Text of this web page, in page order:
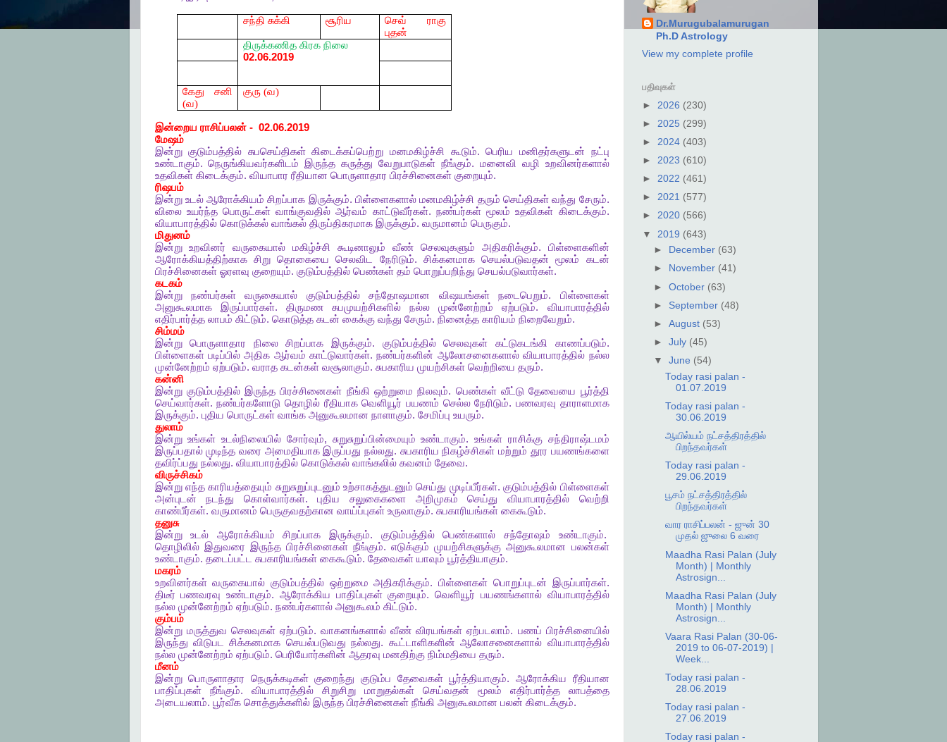
சந்தி சுக்கி சூரிய
செவ் ராகு
புதன்
திருக்கணித கிரக நிலை
02.06.2019
கேது சனி
(வ)
குரு (வ)
இன்றைய ராசிப்பலன்- 02.06.2019
மேஷம்
இன்று குடும்பத்தில் சுபசெய்திகள் கிடைக்கப்பெற்று மனமகிழ்ச்சி கூடும்.பெரிய மனிதர்களுடன்
நட்பு
உண்டாகும்.நெருங்கியவர்களிடம் இருந்த கருத்து வேறுபாடுகள் நீங்கும். மனைவி வழி
உறவினர்களால்
உதவிகள் கிடைக்கும். வியாபார ரீதியான பொருளாதார பிரச்சினைகள் குறையும்.
ரிஷபம்
இன்று உடல் ஆரோக்கியம் சிறப்பாக இருக்கும்.பிள்ளைகளால் மனமகிழ்ச்சி தரும் செய்திகள் வந்து சேரும்.
விலை உயர்ந்த பொருட்கள் வாங்குவதில் ஆர்வம் காட்டுவீர்கள். நண்பர்கள் மூலம் உதவிகள் கிடைக்கும்.
வியாபாரத்தில் கொடுக்கல் வாங்கல் திருப்திகரமாக இருக்கும். வருமானம் பெருகும்.
மிதுனம்
இன்று
உறவினர் வருகையால் மகிழ்ச்சி கூடினாலும் வீண் செலவுகளும் அதிகரிக்கும். பிள்ளைகளின்
ஆரோக்கியத்திற்காக சிறு தொகையை செலவிட நேரிடும். சிக்கனமாக செயல்படுவதன் மூலம்
கடன்
பிரச்சினைகள் ஓரளவு குறையும். குடும்பத்தில் பெண்கள் தம் பொறுப்பறிந்து செயல்படுவார்கள்.
கடகம்
இன்று
நண்பர்கள் வருகையால் குடும்பத்தில் சந்தோஷமான விஷயங்கள் நடைபெறும். பிள்ளைகள்
அனுகூலமாக
இருப்பார்கள். திருமண சுபமுயற்சிகளில் நல்ல முன்னேற்றம் ஏற்படும். வியாபாரத்தில்
எதிர்பார்த்த லாபம் கிட்டும். கொடுத்த கடன் கைக்கு வந்து சேரும். நினைத்த காரியம் நிறைவேறும்.
சிம்மம்
இன்று
பொருளாதார நிலை சிறப்பாக இருக்கும். குடும்பத்தில் செலவுகள் கட்டுகடங்கி காணப்படும்.
பிள்ளைகள் படிப்பில் அதிக ஆர்வம் காட்டுவார்கள்.நண்பர்களின் ஆலோசனைகளால் வியாபாரத்தில் நல்ல
முன்னேற்றம் ஏற்படும். வராத கடன்கள் வசூலாகும். சுபகாரிய முயற்சிகள் வெற்றியை தரும்.
கன்னி
இன்று குடும்பத்தில் இருந்த பிரச்சினைகள் நீங்கி ஒற்றுமை நிலவும். பெண்கள் வீட்டு தேவையை பூர்த்தி
செய்வார்கள்.நண்பர்களோடு தொழில் ரீதியாக வெளியூர் பயணம் செல்ல நேரிடும். பணவரவு தாராளமாக
இருக்கும். புதிய பொருட்கள் வாங்க அனுகூலமான நாளாகும். சேமிப்பு உயரும்.
துலாம்
இன்று உங்கள் உடல்நிலையில் சோர்வும், சுறுசுறுப்பின்மையும் உண்டாகும். உங்கள் ராசிக்கு சந்திராஷ்டமம்
இருப்பதால் முடிந்த வரை அமைதியாக இருப்பது நல்லது. சுபகாரிய நிகழ்ச்சிகள் மற்றும் தூர பயணங்களை
தவிர்ப்பது நல்லது. வியாபாரத்தில் கொடுக்கல் வாங்கலில் கவனம் தேவை.
விருச்சிகம்
இன்று எந்த காரியத்தையும் சுறுசுறுப்புடனும் உற்சாகத்துடனும் செய்து முடிப்பீர்கள்.குடும்பத்தில் பிள்ளைகள்
அன்புடன்
நடந்து கொள்வார்கள்.புதிய சலுகைகளை அறிமுகம் செய்து வியாபாரத்தில்
வெற்றி
காண்பீர்கள். வருமானம் பெருகுவதற்கான வாய்ப்புகள் உருவாகும். சுபகாரியங்கள் கைகூடும்.
தனுசு
இன்று
உடல் ஆரோக்கியம் சிறப்பாக இருக்கும். குடும்பத்தில் பெண்களால் சந்தோஷம் உண்டாகும்.
தொழிலில் இதுவரை இருந்த பிரச்சினைகள் நீங்கும்.எடுக்கும் முயற்சிகளுக்கு அனுகூலமான பலன்கள்
உண்டாகும். தடைப்பட்ட சுபகாரியங்கள் கைகூடும். தேவைகள் யாவும் பூர்த்தியாகும்.
மகரம்
உறவினர்கள் வருகையால் குடும்பத்தில் ஒற்றுமை அதிகரிக்கும்.பிள்ளைகள் பொறுப்புடன் இருப்பார்கள்.
திடீர் பணவரவு உண்டாகும். ஆரோக்கிய பாதிப்புகள் குறையும். வெளியூர் பயணங்களால் வியாபாரத்தில்
நல்ல முன்னேற்றம் ஏற்படும். நண்பர்களால் அனுகூலம் கிட்டும்.
கும்பம்
இன்று மருத்துவ செலவுகள் ஏற்படும். வாகனங்களால் வீண் விரயங்கள் ஏற்படலாம். பணப் பிரச்சினையில்
இருந்து விடுபட சிக்கனமாக செயல்படுவது நல்லது. கூட்டாளிகளின் ஆலோசனைகளால் வியாபாரத்தில்
நல்ல முன்னேற்றம் ஏற்படும். பெரியோர்களின் ஆதரவு மனதிற்கு நிம்மதியை தரும்.
மீனம்
இன்று பொருளாதார நெருக்கடிகள் குறைந்து குடும்ப தேவைகள் பூர்த்தியாகும். ஆரோக்கிய
ரீதியான
பாதிப்புகள்
நீங்கும். வியாபாரத்தில் சிறுசிறு மாறுதல்கள் செய்வதன் மூலம் எதிர்பார்த்த
லாபத்தை
அடையலாம். பூர்வீக சொத்துக்களில் இருந்த பிரச்சினைகள் நீங்கி அனுகூலமான பலன் கிடைக்கும்.
Dr.Murugubalamurugan
Ph.D Astrology
View my complete profile
பதிவுகள்
► 2026 (230)
► 2025 (299)
► 2024 (403)
► 2023 (610)
► 2022 (461)
► 2021 (577)
► 2020 (566)
▼ 2019 (643)
►
December (63)
►
November (41)
► October (63)
► September (48)
► August (53)
► July (45)
▼ June (54)
Today rasi palan -
01.07.2019
Today rasi palan -
30.06.2019
ஆயில்யம் நட்சத்திரத்தில்
பிறந்தவர்கள்
Today rasi palan -
29.06.2019
பூசம் நட்சத்திரத்தில்
பிறந்தவர்கள்
வார ராசிப்பலன் - ஜுன் 30
முதல் ஜுலை 6 வரை
Maadha Rasi Palan (July
Month) | Monthly
Astrosign...
Maadha Rasi Palan (July
Month) | Monthly
Astrosign...
Vaara Rasi Palan (30-06-
2019 to 06-07-2019) |
Week...
Today rasi palan -
28.06.2019
Today rasi palan -
27.06.2019
Today rasi palan -